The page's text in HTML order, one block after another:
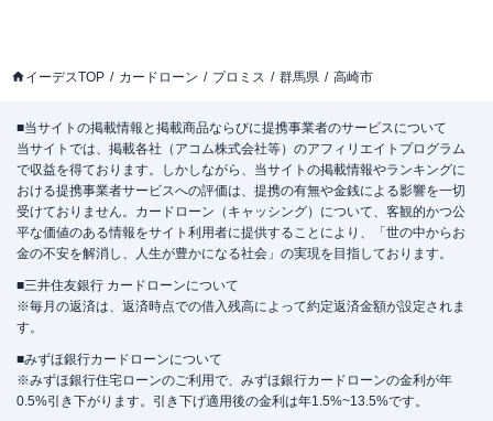
イーデスTOP カードローン プロミス 群馬県 高崎市
■当サイトの掲載情報と掲載商品ならびに提携事業者のサービスについて
当サイトでは、掲載各社（アコム株式会社等）のアフィリエイトプログラム
で収益を得ております。しかしながら、当サイトの掲載情報やランキングに
おける提携事業者サービスへの評価は、提携の有無や金銭による影響を一切
受けておりません。カードローン（キャッシング）について、客観的かつ公
平な価値のある情報をサイト利用者に提供することにより、「世の中からお
金の不安を解消し、人生が豊かになる社会」の実現を目指しております。
■三井住友銀行 カードローンについて
※毎月の返済は、返済時点での借入残高によって約定返済金額が設定されま
す。
■みずほ銀行カードローンについて
※みずほ銀行住宅ローンのご利用で、みずほ銀行カードローンの金利が年
0.5%引き下がります。引き下げ適用後の金利は年1.5%~13.5%です。